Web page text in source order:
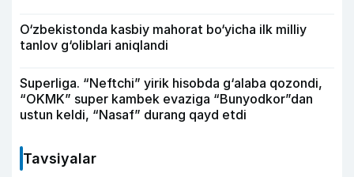
O‘zbekistonda kasbiy mahorat bo‘yicha ilk milliy
tanlov g‘oliblari aniqlandi
Superliga. “Neftchi” yirik hisobda g‘alaba qozondi,
“OKMK” super kambek evaziga “Bunyodkor”dan
ustun keldi, “Nasaf” durang qayd etdi
Tavsiyalar